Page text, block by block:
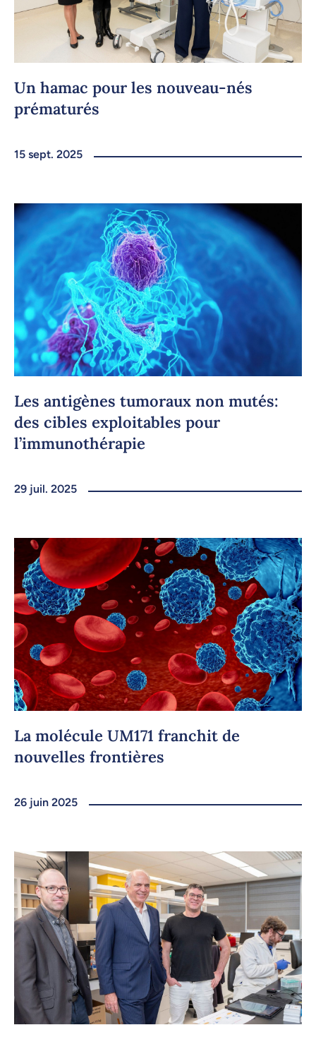
Un hamac pour les nouveau-nés
prématurés
15 sept. 2025
Les antigènes tumoraux non mutés:
des cibles exploitables pour
l’immunothérapie
29 juil. 2025
La molécule UM171 franchit de
nouvelles frontières
26 juin 2025